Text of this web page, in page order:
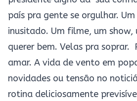
país pra gente se orgulhar.
inusitado. Um filme, um
querer bem. Velas pra soprar.
amar. A vida de vento em
novidades ou tensão no
rotina deliciosamente